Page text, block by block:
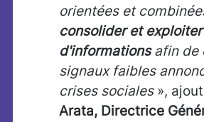
orientées et
consolider et
d'informationsafin de
signaux faibles
crises sociales »,
Arata, Directrice